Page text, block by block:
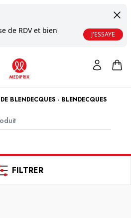
de RDV et bien
J'ESSAYE
BLENDECQUES - BLENDECQUES
FILTRER